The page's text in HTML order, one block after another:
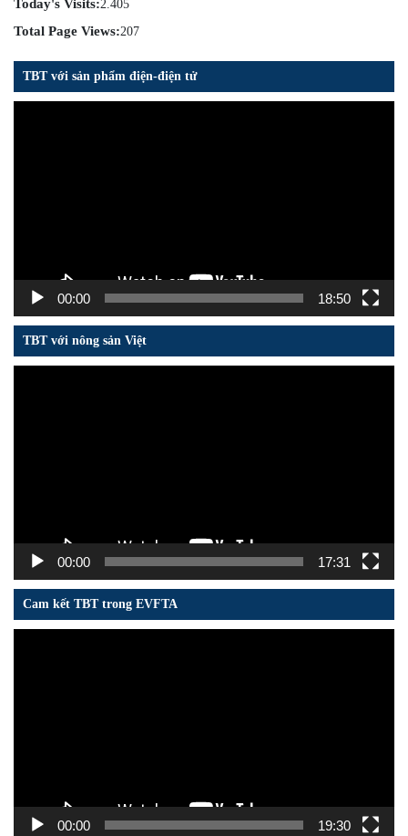
Today's Visits:2.405
Total Page Views:207
TBT với sản phẩm điện-điện tử
00:00 18:50
TBT với nông sản Việt
00:00 17:31
Cam kết TBT trong EVFTA
00:00 19:30